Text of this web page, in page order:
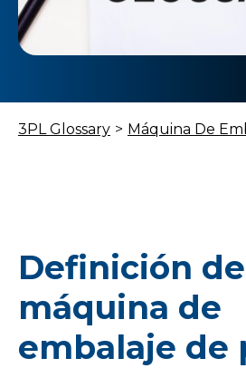
3PL Glossary > Máquina De
Definición de
máquina de
embalaje de